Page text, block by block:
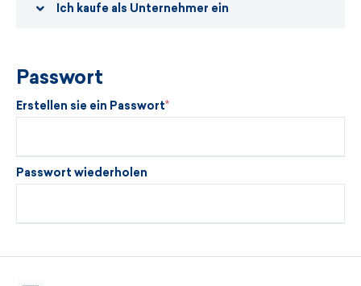
Ich kaufe als Unternehmer ein
Passwort
Erstellen sie ein Passwort
Passwort wiederholen